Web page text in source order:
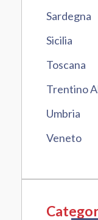
Sardegna
Sicilia
Toscana
Trentino
Umbria
Veneto